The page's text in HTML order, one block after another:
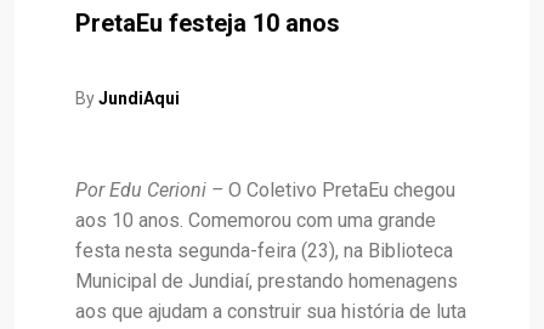
PretaEu festeja 10 anos
ByJundiAqui
Por Edu Cerioni – O Coletivo PretaEu chegou
aos 10 anos. Comemorou com uma grande
festa nesta segunda-feira (23), na Biblioteca
Municipal de Jundiaí, prestando homenagens
aos que ajudam a construir sua história de luta